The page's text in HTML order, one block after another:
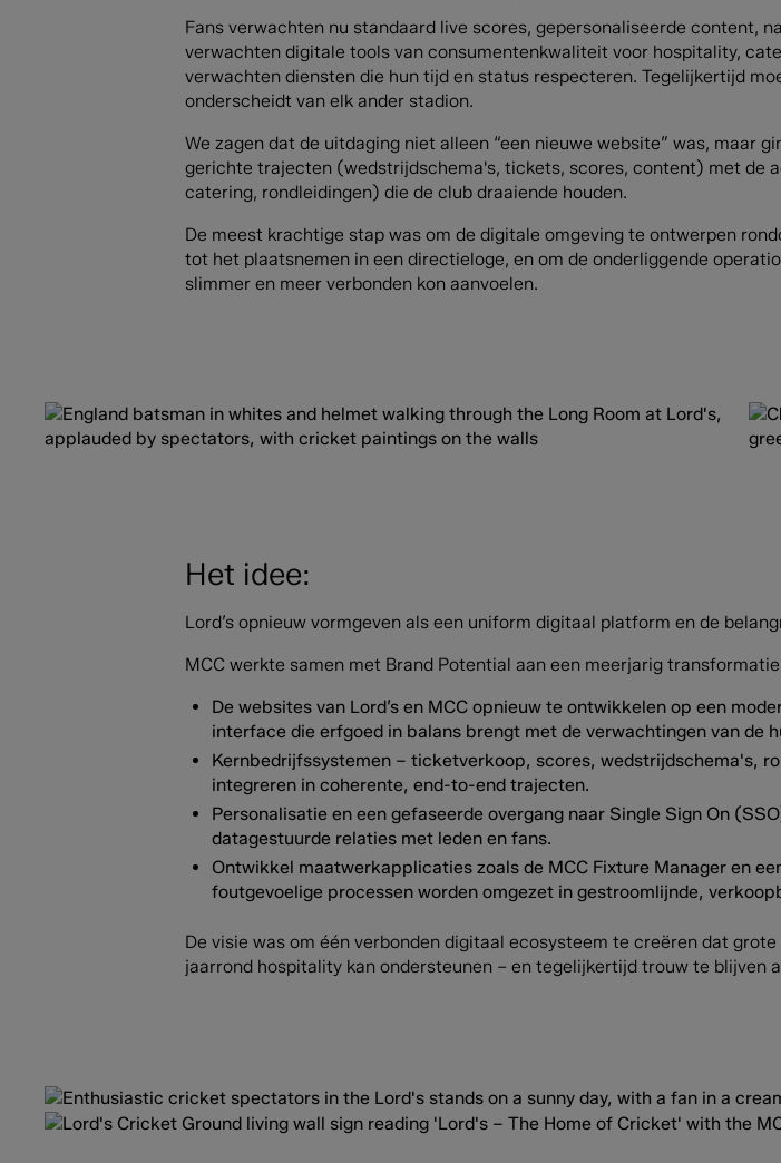
Fans verwachten nu standaard live scores, gepersonaliseerde content,
verwachten digitale tools van consumentenkwaliteit voor hospitality,
verwachten diensten die hun tijd en status respecteren. Tegelijkertijd
onderscheidt van elk ander stadion.
We zagen dat de uitdaging niet alleen “een nieuwe website” was, maar
gerichte trajecten (wedstrijdschema's, tickets, scores, content) met de
catering, rondleidingen) die de club draaiende houden.
De meest krachtige stap was om de digitale omgeving te ontwerpen
tot het plaatsnemen in een directieloge, en om de onderliggende
slimmer en meer verbonden kon aanvoelen.
Het idee:
Lord’s opnieuw vormgeven als een uniform digitaal platform en de
MCC werkte samen met Brand Potential aan een meerjarig
De websites van Lord’s en MCC opnieuw te ontwikkelen op een
interface die erfgoed in balans brengt met de verwachtingen van de
Kernbedrijfssystemen – ticketverkoop, scores, wedstrijdschema's,
integreren in coherente, end-to-end trajecten.
Personalisatie en een gefaseerde overgang naar Single Sign On
datagestuurde relaties met leden en fans.
Ontwikkel maatwerkapplicaties zoals de MCC Fixture Manager en
foutgevoelige processen worden omgezet in gestroomlijnde,
De visie was om één verbonden digitaal ecosysteem te creëren dat
jaarrond hospitality kan ondersteunen – en tegelijkertijd trouw te blijven